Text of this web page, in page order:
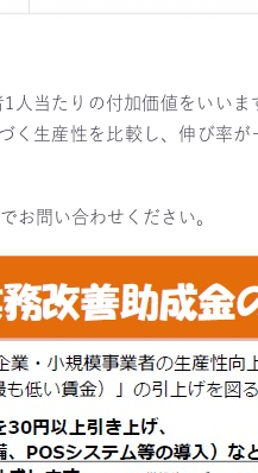
人当たりの付加価値をいい
く生産性を比較し、伸び率
お問い合わせください。